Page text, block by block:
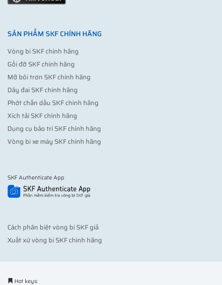
SẢN PHẨM SKF CHÍNH HÃNG
Vòng bi SKF chính hãng
Gối đỡ SKF chính hãng
Mỡ bôi trơn SKF chính hãng
Dây đai SKF chính hãng
Phớt chắn dầu SKF chính hãng
Xích tải SKF chính hãng
Dụng cụ bảo trì SKF chính hãng
Vòng bi xe máy SKF chính hãng
SKF Authenticate App
Cách phân biệt vòng bi SKF giả
Xuất xứ vòng bi SKF chính hãng
Hot keys: